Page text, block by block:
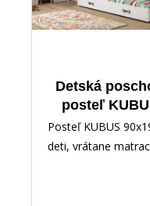
Detská
posteľ
prístelkou
vrátane
Posteľ KUBUS
deti, vrátane